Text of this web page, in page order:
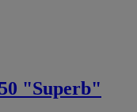
"Superb"